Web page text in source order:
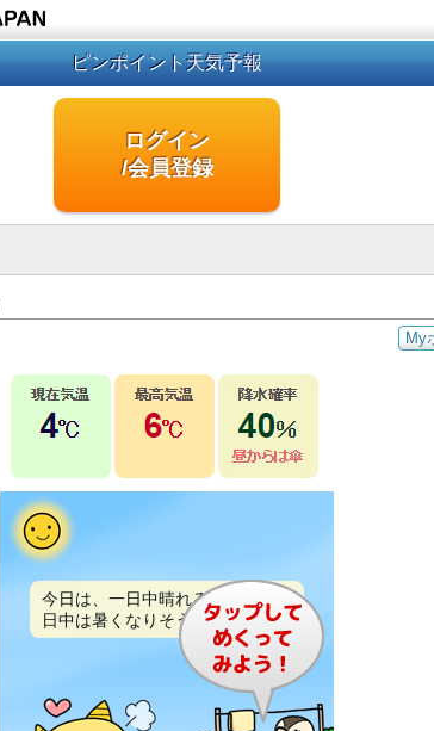
ピンポイント天気予報
ログイン
/会員登録
My
今日は、一日中晴れるでしょう。
日中は暑くなりそうです。